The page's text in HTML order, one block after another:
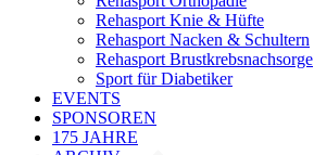
Rehasport Knie & Hüfte
Rehasport Nacken & Schultern
Rehasport Brustkrebsnachsorge
Sport für Diabetiker
EVENTS
SPONSOREN
175 JAHRE